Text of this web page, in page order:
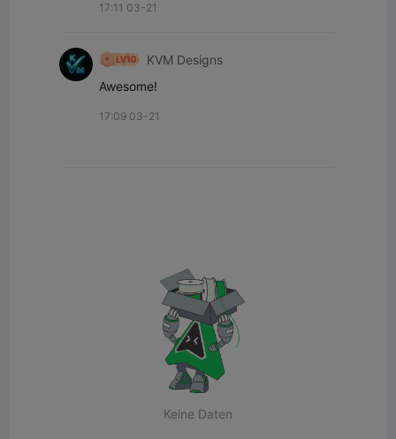
17:11 03-21
KVM Designs
Awesome!
17:09 03-21
Keine Daten